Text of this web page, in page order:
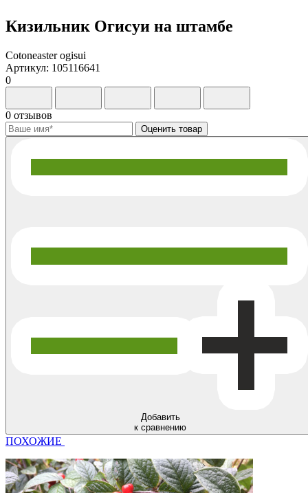
Кизильник Огисуи на штамбе
Cotoneaster ogisui
Артикул: 105116641
0
0 отзывов
Добавить
к сравнению
ПОХОЖИЕ